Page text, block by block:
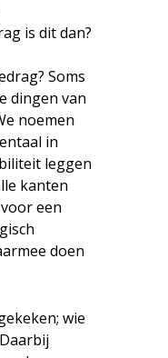
is dit dan?
Soms
dingen van
noemen
in
leggen
kanten
een
doen
wie